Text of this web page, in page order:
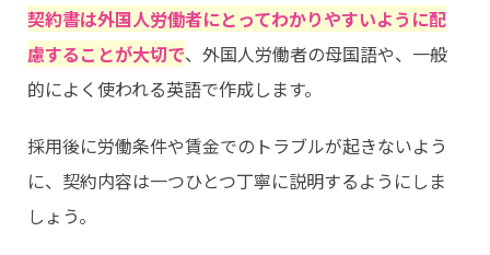
契約書は外国人労働者にとってわかりやすいように配
慮することが大切で、外国人労働者の母国語や、一般
的によく使われる英語で作成します。
採用後に労働条件や賃金でのトラブルが起きないよう
に、契約内容は一つひとつ丁寧に説明するようにしま
しょう。